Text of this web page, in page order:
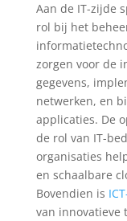
Aan de IT-zijde
rol bij het
zorgen voor de
gegevens,
netwerken, en
applicaties. De
de rol van IT-
organisaties
en schaalbare
Bovendien is
van innovatieve